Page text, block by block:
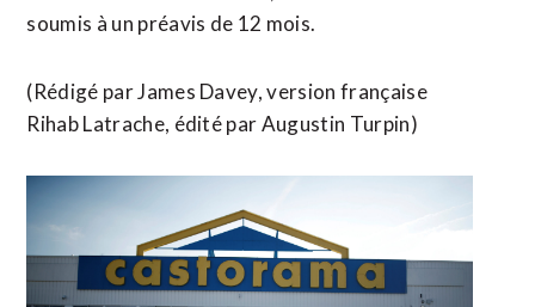
soumis à ​un préavis de 12 mois.
(Rédigé par James Davey, version française ​
Rihab Latrache, édité par Augustin Turpin)